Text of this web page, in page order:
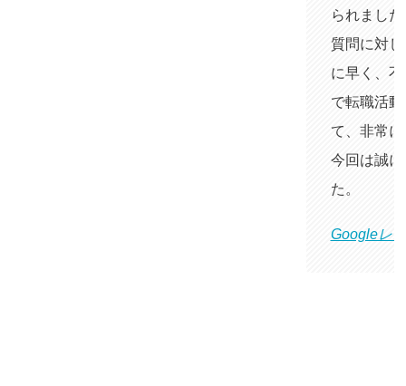
られました
質問に対
に早く、
で転職活
て、非常
今回は誠
た。
Googleレ